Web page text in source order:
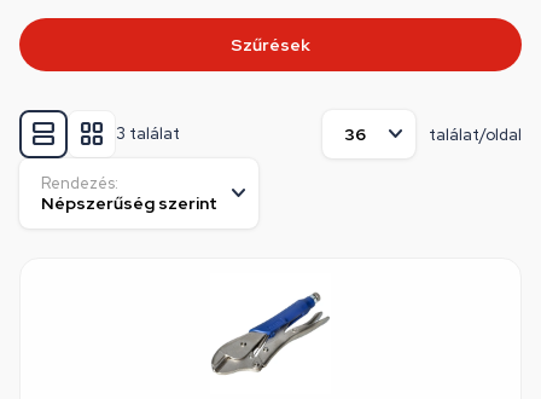
3 találat találat/oldal
Rendezés:
Szűrések